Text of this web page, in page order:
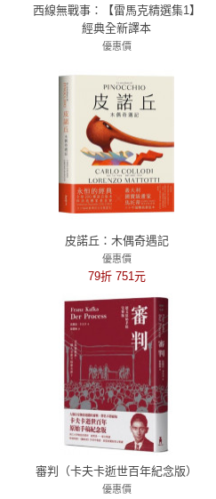
西線無戰事：【雷馬克精選集1】
經典全新譯本
優惠價
皮諾丘：木偶奇遇記
優惠價
79折 751元
審判（卡夫卡逝世百年紀念版）
優惠價